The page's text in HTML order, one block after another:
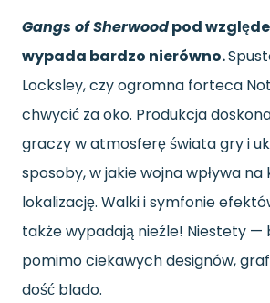
Gangs of Sherwoodpod
wypada bardzo nierówno.
Locksley, czy ogromna forteca
chwycić za oko. Produkcja
graczy w atmosferę świata gry i
sposoby, w jakie wojna wpływa na
lokalizację. Walki i symfonie
także wypadają nieźle! Niestety —
pomimo ciekawych designów,
dość blado.